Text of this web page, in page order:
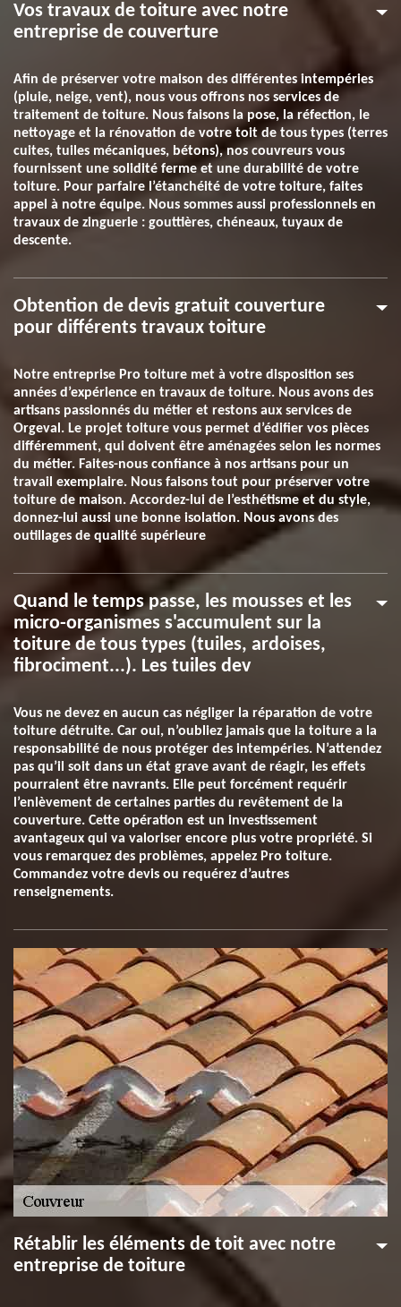
Vos travaux de toiture avec notre
entreprise de couverture
Afin de préserver votre maison des différentes intempéries
(pluie, neige, vent), nous vous offrons nos services de
traitement de toiture. Nous faisons la pose, la réfection, le
nettoyage et la rénovation de votre toit de tous types (terres
cuites, tuiles mécaniques, bétons), nos couvreurs vous
fournissent une solidité ferme et une durabilité de votre
toiture. Pour parfaire l’étanchéité de votre toiture, faites
appel à notre équipe. Nous sommes aussi professionnels en
travaux de zinguerie : gouttières, chéneaux, tuyaux de
descente.
Obtention de devis gratuit couverture
pour différents travaux toiture
Notre entreprise Pro toiture met à votre disposition ses
années d’expérience en travaux de toiture. Nous avons des
artisans passionnés du métier et restons aux services de
Orgeval. Le projet toiture vous permet d’édifier vos pièces
différemment, qui doivent être aménagées selon les normes
du métier. Faites-nous confiance à nos artisans pour un
travail exemplaire. Nous faisons tout pour préserver votre
toiture de maison. Accordez-lui de l’esthétisme et du style,
donnez-lui aussi une bonne isolation. Nous avons des
outillages de qualité supérieure
Quand le temps passe, les mousses et les
micro-organismes s'accumulent sur la
toiture de tous types (tuiles, ardoises,
fibrociment...). Les tuiles dev
Vous ne devez en aucun cas négliger la réparation de votre
toiture détruite. Car oui, n’oubliez jamais que la toiture a la
responsabilité de nous protéger des intempéries. N’attendez
pas qu’il soit dans un état grave avant de réagir, les effets
pourraient être navrants. Elle peut forcément requérir
l’enlèvement de certaines parties du revêtement de la
couverture. Cette opération est un investissement
avantageux qui va valoriser encore plus votre propriété. Si
vous remarquez des problèmes, appelez Pro toiture.
Commandez votre devis ou requérez d’autres
renseignements.
Rétablir les éléments de toit avec notre
entreprise de toiture